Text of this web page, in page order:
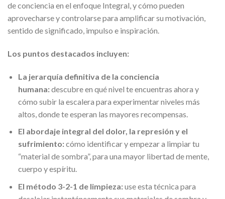
de conciencia en el enfoque Integral, y cómo pueden
aprovecharse y controlarse para amplificar su motivación,
sentido de significado, impulso e inspiración.
Los puntos destacados incluyen:
La jerarquía definitiva de la conciencia
humana:descubre en qué nivel te encuentras ahora y
cómo subir la escalera para experimentar niveles más
altos, donde te esperan las mayores recompensas.
El abordaje integral del dolor, la represión y el
sufrimiento:cómo identificar y empezar a limpiar tu
“material de sombra”, para una mayor libertad de mente,
cuerpo y espíritu.
El método 3-2-1 de limpieza:use esta técnica para